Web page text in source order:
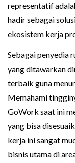
representatif
hadir sebagai
ekosistem kerja
Sebagai penyedia
yang ditawarkan
terbaik guna
Memahami
GoWork saat ini
yang bisa
kerja ini sangat
bisnis utama di